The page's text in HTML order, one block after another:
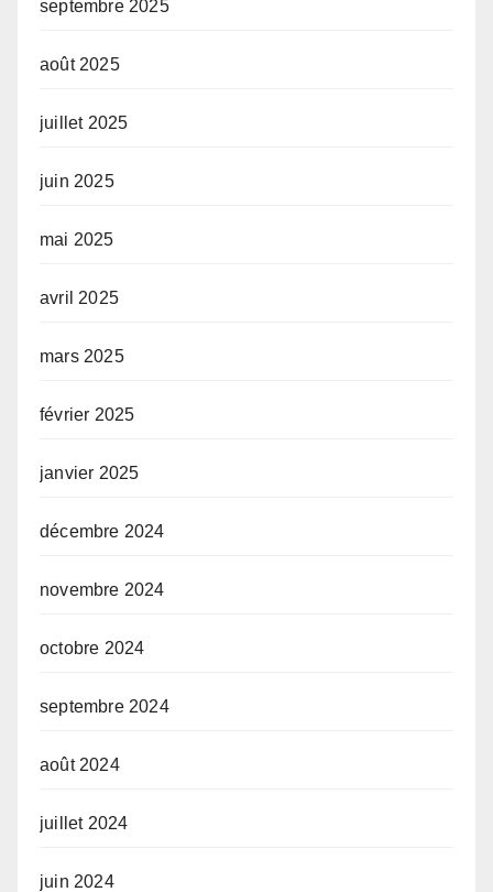
septembre 2025
août 2025
juillet 2025
juin 2025
mai 2025
avril 2025
mars 2025
février 2025
janvier 2025
décembre 2024
novembre 2024
octobre 2024
septembre 2024
août 2024
juillet 2024
juin 2024